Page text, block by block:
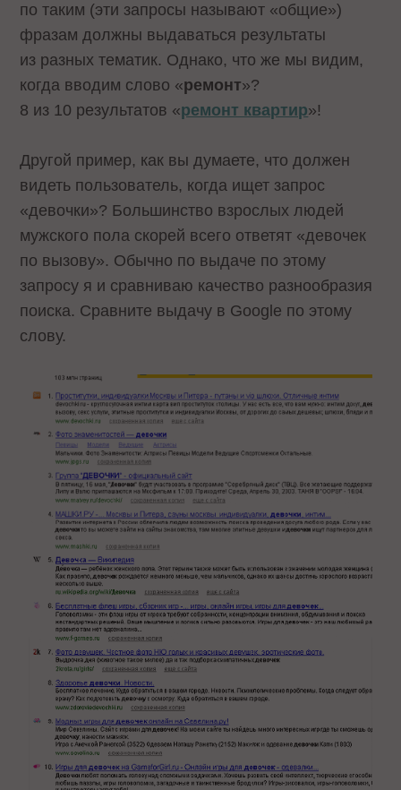
по таким (эти запросы называют «общие»)
фразам должны выдаваться результаты
из разных тематик. Однако, что же мы видим,
когда вводим слово «ремонт»?
8 из 10 результатов «ремонт квартир»!
Другой пример, как вы думаете, что должен
видеть пользователь, когда ищет запрос
«девочки»? Большинство взрослых людей
мужского пола скорей всего ответят «девочек
по вызову». Обычно по выдаче по этому
запросу я и сравниваю качество разнообразия
поиска. Сравните выдачу в Google по этому
слову.